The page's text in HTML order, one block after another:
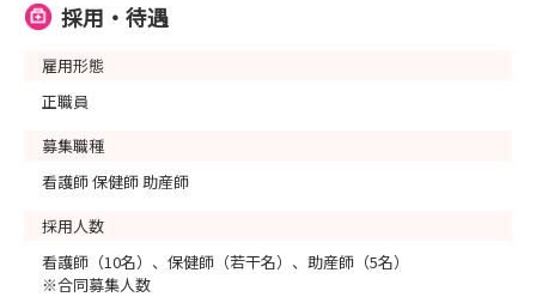
採用・待遇
雇用形態
正職員
募集職種
看護師 保健師 助産師
採用人数
看護師（10名）、保健師（若干名）、助産師（5名）
※合同募集人数